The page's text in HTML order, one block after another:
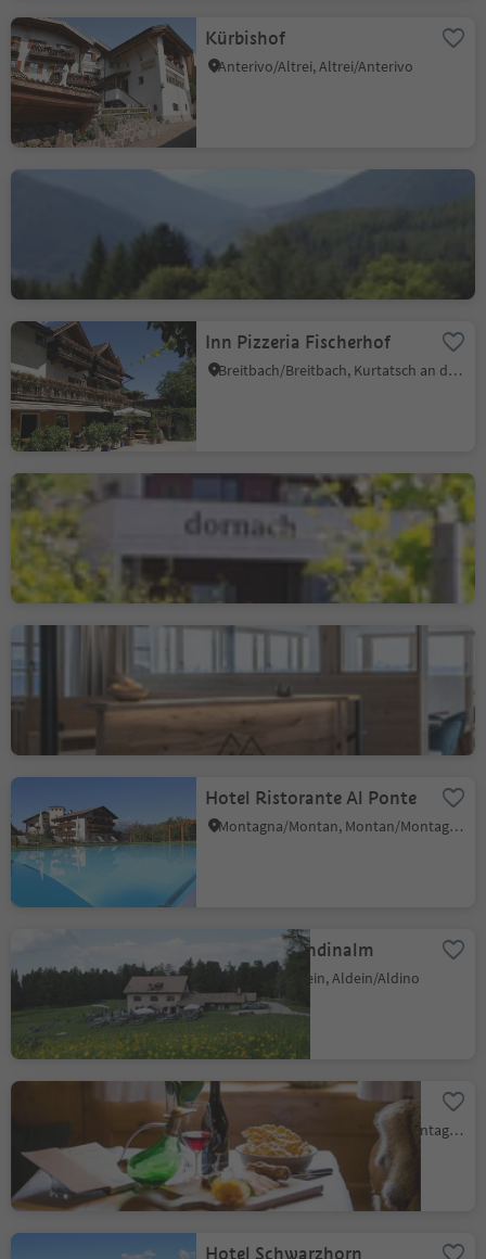
Kürbishof
Anterivo/Altrei, Altrei/Anterivo
Hotel Waldheim
Altrei/Anterivo
Inn Pizzeria Fischerhof
Breitbach/Breitbach, Kurtatsch an der Weinstraße/Cortaccia sulla Strada del Vino, Alto Adige Wine Road
Osteria Contadina -
Buschenschank Dornach
Aldein/Aldino
Hotel Ristorante Al Ponte
Montagna/Montan, Montan/Montagna, Alto Adige Wine Road
Gasthof Gurndinalm
Redagno/Radein, Aldein/Aldino
Pizzeria Zur Traube
Montagna/Montan, Montan/Montagna, Alto Adige Wine Road
Hotel Schwarzhorn